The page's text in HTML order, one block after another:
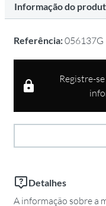
Informação do
Referência:056137G
Registre-
Detalhes
A informação sobre a